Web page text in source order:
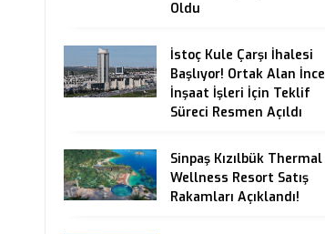
Oldu
İstoç Kule Çarşı İhalesi
Başlıyor! Ortak Alan İnce
İnşaat İşleri İçin Teklif
Süreci Resmen Açıldı
Sinpaş Kızılbük Thermal
Wellness Resort Satış
Rakamları Açıklandı!